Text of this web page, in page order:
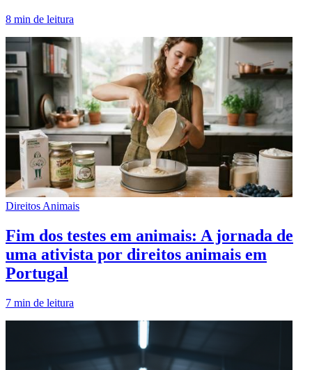
8 min de leitura
Direitos Animais
Fim dos testes em animais: A jornada de
uma ativista por direitos animais em
Portugal
7 min de leitura